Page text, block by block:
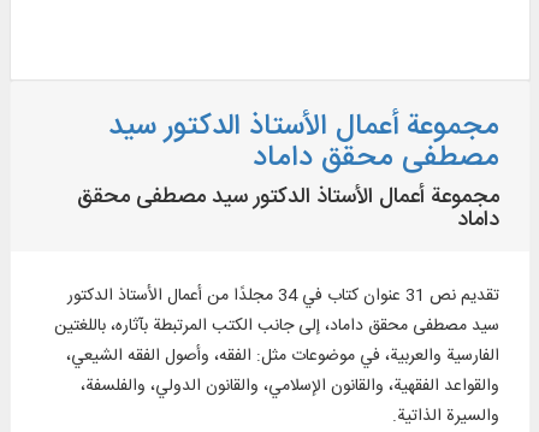
مجموعة أعمال الأستاذ الدكتور سيد
مصطفى محقق داماد
مجموعة أعمال الأستاذ الدكتور سيد مصطفى محقق
داماد
تقديم نص 31 عنوان كتاب في 34 مجلدًا من أعمال الأستاذ الدكتور
سيد مصطفى محقق داماد، إلى جانب الكتب المرتبطة بآثاره، باللغتين
الفارسية والعربية، في موضوعات مثل: الفقه، وأصول الفقه الشيعي،
والقواعد الفقهية، والقانون الإسلامي، والقانون الدولي، والفلسفة،
والسيرة الذاتية.